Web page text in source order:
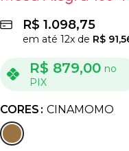
R$ 1.098,75
em até 12x de R$
R$ 879,00 no
PIX
CORES CINAMOMO